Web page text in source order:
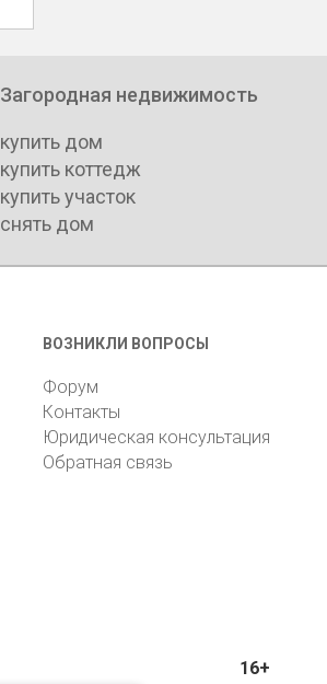
Загородная недвижимость
купить дом
купить коттедж
купить участок
снять дом
ВОЗНИКЛИ ВОПРОСЫ
Форум
Контакты
Юридическая консультация
Обратная связь
16+